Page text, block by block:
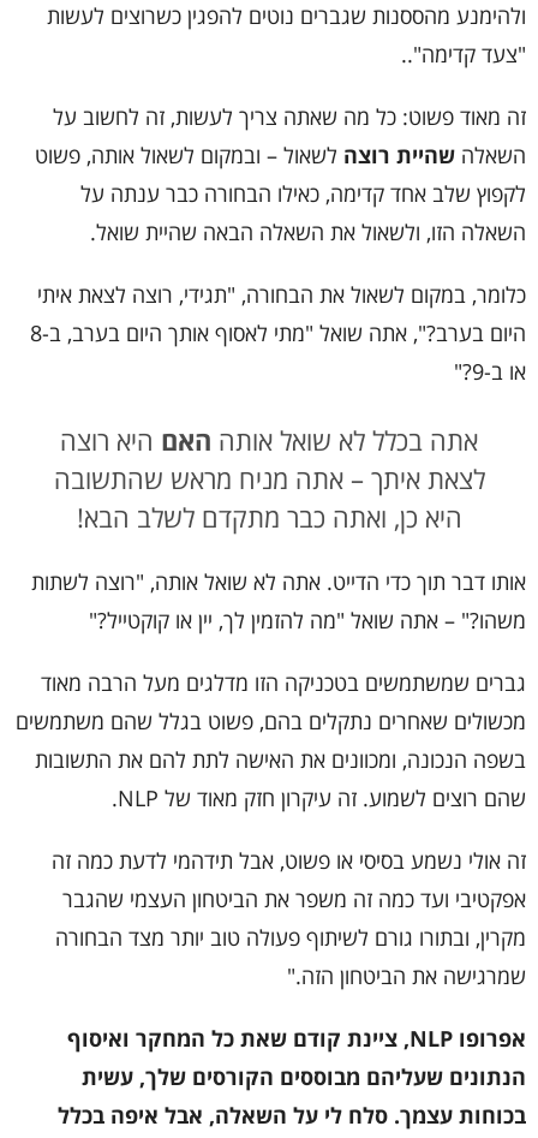
ולהימנע מהססנות שגברים נוטים להפגין כשרוצים לעשות
"צעד קדימה"..
זה מאוד פשוט: כל מה שאתה צריך לעשות, זה לחשוב על
השאלה שהיית רוצה לשאול – ובמקום לשאול אותה, פשוט
לקפוץ שלב אחד קדימה, כאילו הבחורה כבר ענתה על
השאלה הזו, ולשאול את השאלה הבאה שהיית שואל.
כלומר, במקום לשאול את הבחורה, "תגידי, רוצה לצאת איתי
היום בערב?", אתה שואל "מתי לאסוף אותך היום בערב, ב-8
או ב-9?"
אתה בכלל לא שואל אותה האם היא רוצה
לצאת איתך – אתה מניח מראש שהתשובה
היא כן, ואתה כבר מתקדם לשלב הבא!
אותו דבר תוך כדי הדייט. אתה לא שואל אותה, "רוצה לשתות
משהו?" – אתה שואל "מה להזמין לך, יין או קוקטייל?"
גברים שמשתמשים בטכניקה הזו מדלגים מעל הרבה מאוד
מכשולים שאחרים נתקלים בהם, פשוט בגלל שהם משתמשים
בשפה הנכונה, ומכוונים את האישה לתת להם את התשובות
שהם רוצים לשמוע. זה עיקרון חזק מאוד של NLP.
זה אולי נשמע בסיסי או פשוט, אבל תידהמי לדעת כמה זה
אפקטיבי ועד כמה זה משפר את הביטחון העצמי שהגבר
מקרין, ובתורו גורם לשיתוף פעולה טוב יותר מצד הבחורה
שמרגישה את הביטחון הזה."
אפרופו NLP, ציינת קודם שאת כל המחקר ואיסוף
הנתונים שעליהם מבוססים הקורסים שלך, עשית
בכוחות עצמך. סלח לי על השאלה, אבל איפה בכלל